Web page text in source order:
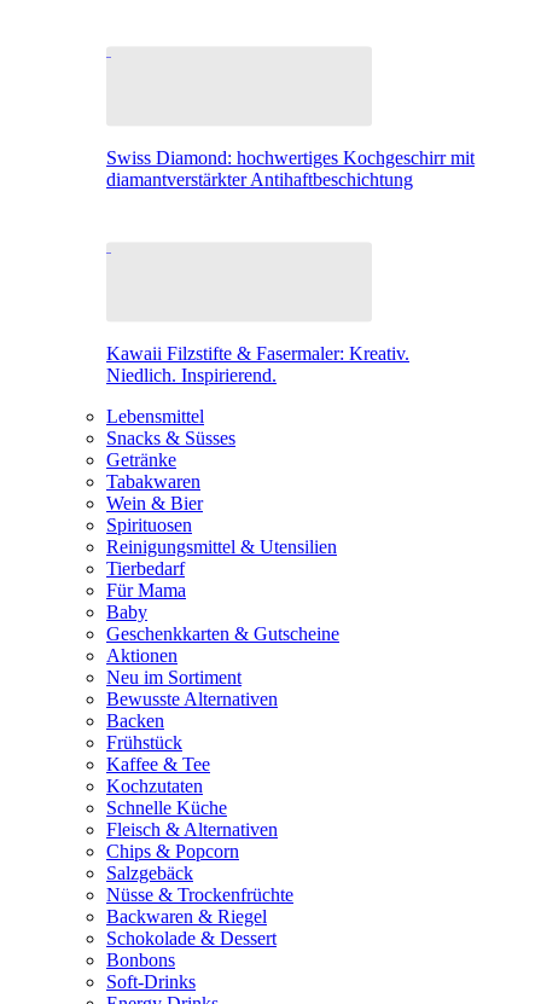
Swiss Diamond: hochwertiges Kochgeschirr mit
diamantverstärkter Antihaftbeschichtung
Kawaii Filzstifte & Fasermaler: Kreativ.
Niedlich. Inspirierend.
Lebensmittel
Snacks & Süsses
Getränke
Tabakwaren
Wein & Bier
Spirituosen
Reinigungsmittel & Utensilien
Tierbedarf
Für Mama
Baby
Geschenkkarten & Gutscheine
Aktionen
Neu im Sortiment
Bewusste Alternativen
Backen
Frühstück
Kaffee & Tee
Kochzutaten
Schnelle Küche
Fleisch & Alternativen
Chips & Popcorn
Salzgebäck
Nüsse & Trockenfrüchte
Backwaren & Riegel
Schokolade & Dessert
Bonbons
Soft-Drinks